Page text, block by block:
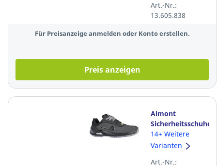
Größe 42
Art.-Nr.:
13.605.838
Für Preisanzeige anmelden oder Konto erstellen.
Preis anzeigen
Aimont
Sicherheitsschuhe
Ultra IA220, S3
ESD SRC, Größe
14+ Weitere
Varianten
Art.-Nr.: